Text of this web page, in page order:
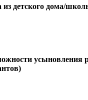
детского дома/